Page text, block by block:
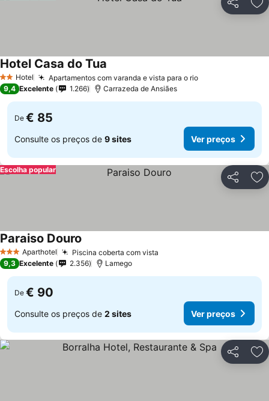
Partilhar
2 Estrelas
Hotel Apartamentos com varanda e vista para o rio
Hotel Casa do Tua
9,4 Excelente 1.266 Carrazeda de Ansiães
De € 85
Consulte os preços de 9 sites Ver preços
Partilhar
Escolha popular
3 EstrelasAparthotel Piscina coberta com vista
Paraiso Douro
9,3 Excelente 2.356 Lamego
De € 90
Consulte os preços de 2 sites Ver preços
Partilhar